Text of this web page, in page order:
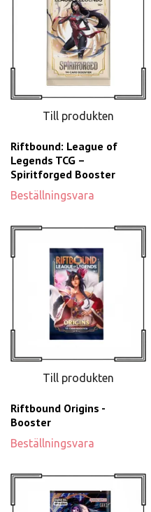
Till produkten
Riftbound: League of
Legends TCG –
Spiritforged Booster
Beställningsvara
Till produkten
Riftbound Origins -
Booster
Beställningsvara